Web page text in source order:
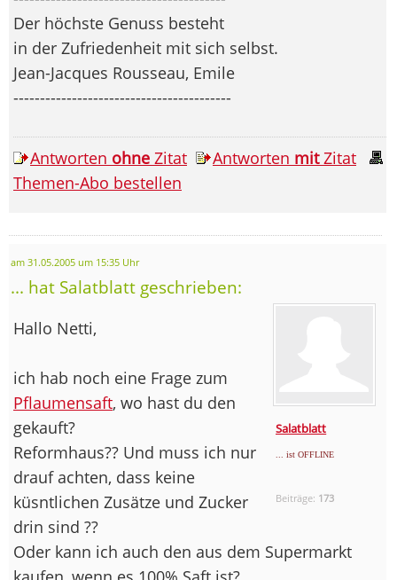
Der höchste Genuss besteht
in der Zufriedenheit mit sich selbst.
Jean-Jacques Rousseau, Emile
-----------------------------------------
Antworten ohne Zitat Antworten mitZitat
Themen-Abo bestellen
am 31.05.2005 um 15:35 Uhr
... hat Salatblatt geschrieben:
Salatblatt
... ist OFFLINE
Beiträge: 173
Hallo Netti,
ich hab noch eine Frage zum
Pflaumensaft, wo hast du den
gekauft?
Reformhaus?? Und muss ich nur
drauf achten, dass keine
küsntlichen Zusätze und Zucker
drin sind ??
Oder kann ich auch den aus dem Supermarkt